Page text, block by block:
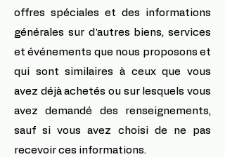
offres spéciales et des informations
générales sur d'autres biens, services
et événements que nous proposons et
qui sont similaires à ceux que vous
avez déjà achetés ou sur lesquels vous
avez demandé des renseignements,
sauf si vous avez choisi de ne pas
recevoir ces informations.